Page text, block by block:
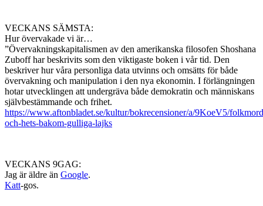
VECKANS SÄMSTA:
Hur övervakade vi är…
”Övervakningskapitalismen av den amerikanska filosofen Shoshana
Zuboff har beskrivits som den viktigaste boken i vår tid. Den
beskriver hur våra personliga data utvinns och omsätts för både
övervakning och manipulation i den nya ekonomin. I förlängningen
hotar utvecklingen att undergräva både demokratin och människans
självbestämmande och frihet.
https://www.aftonbladet.se/kultur/bokrecensioner/a/9KoeV5/
och-hets-bakom-gulliga-lajks
VECKANS 9GAG:
Jag är äldre än Google.
Katt-gos.